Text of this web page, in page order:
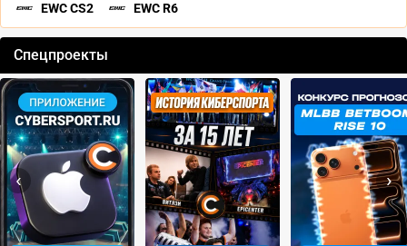
EWC CS2 EWC R6
Спецпроекты
‹ ›